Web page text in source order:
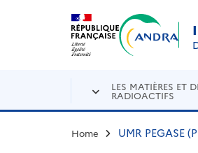
Aller au contenu principal
LES MATIÈRES ET
RADIOACTIFS
Home UMR PEGASE